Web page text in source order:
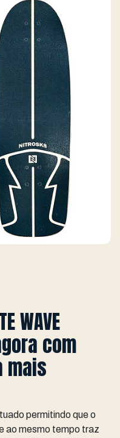
WAVE
com
mais
permitindo que o
ao mesmo tempo traz